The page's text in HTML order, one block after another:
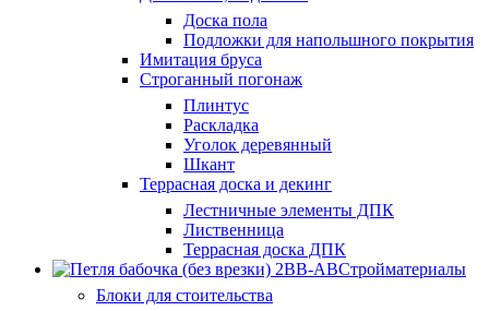
Доска пола
Подложки для напольшного покрытия
Имитация бруса
Строганный погонаж
Плинтус
Раскладка
Уголок деревянный
Шкант
Террасная доска и декинг
Лестничные элементы ДПК
Лиственница
Террасная доска ДПК
Стройматериалы
Блоки для стоительства